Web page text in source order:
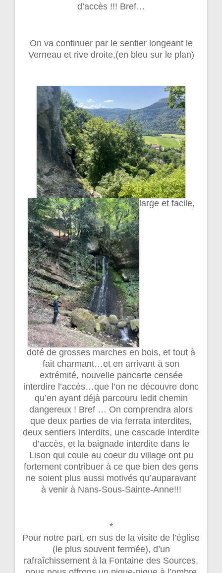
d’accès !!! Bref…
On va continuer par le sentier longeant le
Verneau et rive droite,(en bleu sur le plan)
large et facile,
doté de grosses marches en bois, et tout à
fait charmant…et en arrivant à son
extrémité, nouvelle pancarte censée
interdire l’accès…que l’on ne découvre donc
qu’en ayant déjà parcouru ledit chemin
dangereux ! Bref … On comprendra alors
que deux parties de via ferrata interdites,
deux sentiers interdits, une cascade interdite
d’accès, et la baignade interdite dans le
Lison qui coule au coeur du village ont pu
fortement contribuer à ce que bien des gens
ne soient plus aussi motivés qu’auparavant
à venir à Nans-Sous-Sainte-Anne!!!
*
Pour notre part, en sus de la visite de l’église
(le plus souvent fermée), d’un
rafraîchissement à la Fontaine des Sources,